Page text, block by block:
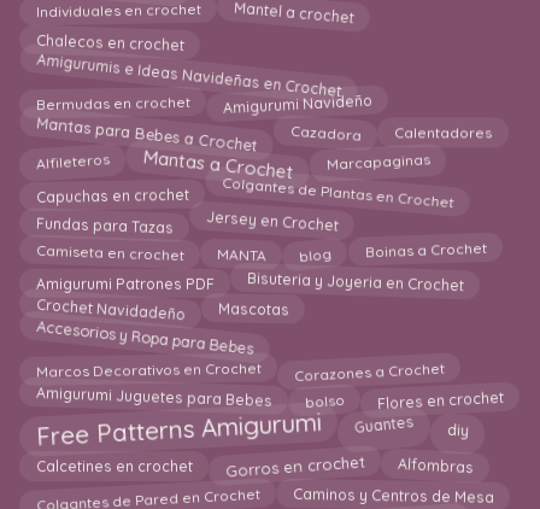
Individuales en crochet Mantel a crochet
Chalecos en crochet
Amigurumis e Ideas Navideñas en Crochet
Bermudas en crochet Amigurumi Navideño
Mantas para Bebes a Crochet Cazadora Calentadores
Alfileteros Mantas a Crochet Marcapaginas
Capuchas en crochet Colgantes de Plantas en Crochet
Fundas para Tazas Jersey en Crochet
Camiseta en crochet MANTA blog Boinas a Crochet
Amigurumi Patrones PDF Bisuteria y Joyeria en Crochet
Crochet Navidadeño Mascotas
Accesorios y Ropa para Bebes
Marcos Decorativos en Crochet Corazones a Crochet
Amigurumi Juguetes para Bebes bolso Flores en crochet
Free Patterns Amigurumi Guantes diy
Calcetines en crochet Gorros en crochet Alfombras
Colgantes de Pared en Crochet Caminos y Centros de Mesa